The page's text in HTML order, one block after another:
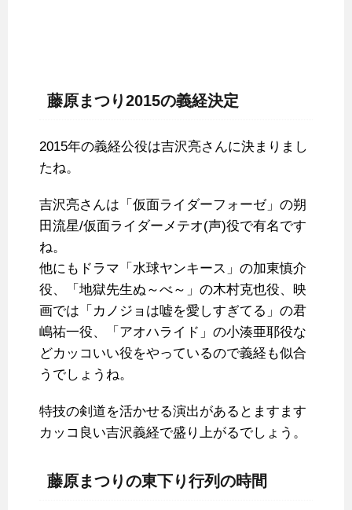
藤原まつり2015の義経決定
2015年の義経公役は吉沢亮さんに決まりまし
たね。
吉沢亮さんは「仮面ライダーフォーゼ」の朔
田流星/仮面ライダーメテオ(声)役で有名です
ね。
他にもドラマ「水球ヤンキース」の加東慎介
役、「地獄先生ぬ～べ～」の木村克也役、映
画では「カノジョは嘘を愛しすぎてる」の君
嶋祐一役、「アオハライド」の小湊亜耶役な
どカッコいい役をやっているので義経も似合
うでしょうね。
特技の剣道を活かせる演出があるとますます
カッコ良い吉沢義経で盛り上がるでしょう。
藤原まつりの東下り行列の時間